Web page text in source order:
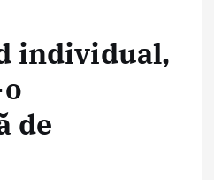
individual,
de